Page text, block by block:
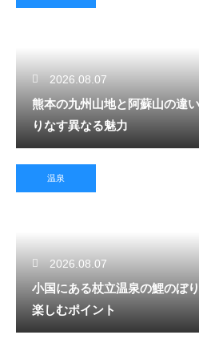
2026.08.07
熊本の九州山地と阿蘇山の違
りなす異なる魅力
温泉
2026.08.07
小国にある杖立温泉の鯉のぼ
楽しむポイント